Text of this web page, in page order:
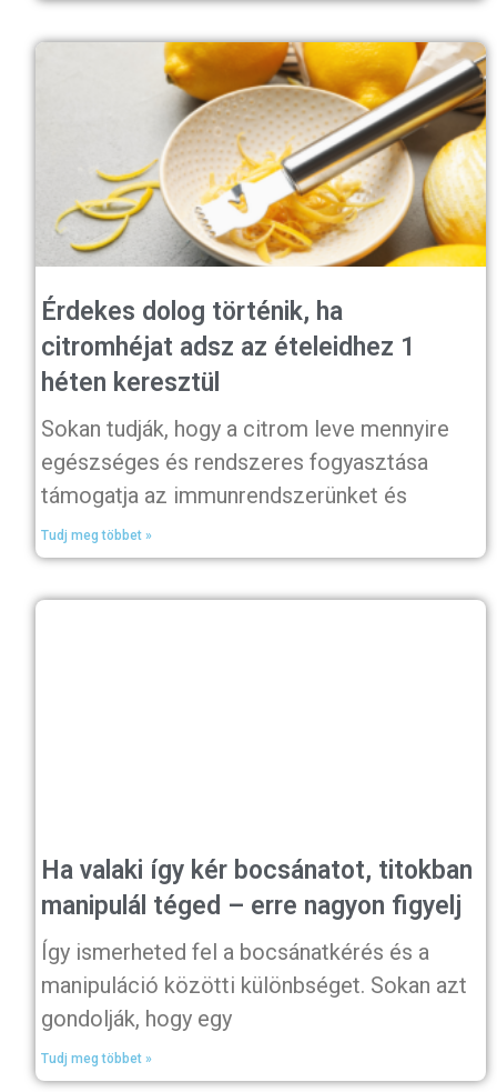
Érdekes dolog történik, ha
citromhéjat adsz az ételeidhez 1
héten keresztül
Sokan tudják, hogy a citrom leve mennyire
egészséges és rendszeres fogyasztása
támogatja az immunrendszerünket és
Tudj meg többet »
Ha valaki így kér bocsánatot, titokban
manipulál téged – erre nagyon figyelj
Így ismerheted fel a bocsánatkérés és a
manipuláció közötti különbséget. Sokan azt
gondolják, hogy egy
Tudj meg többet »